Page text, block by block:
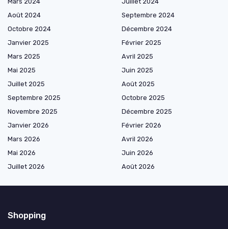
Août 2024
Septembre 2024
Octobre 2024
Décembre 2024
Janvier 2025
Février 2025
Mars 2025
Avril 2025
Mai 2025
Juin 2025
Juillet 2025
Août 2025
Septembre 2025
Octobre 2025
Novembre 2025
Décembre 2025
Janvier 2026
Février 2026
Mars 2026
Avril 2026
Mai 2026
Juin 2026
Juillet 2026
Août 2026
Shopping